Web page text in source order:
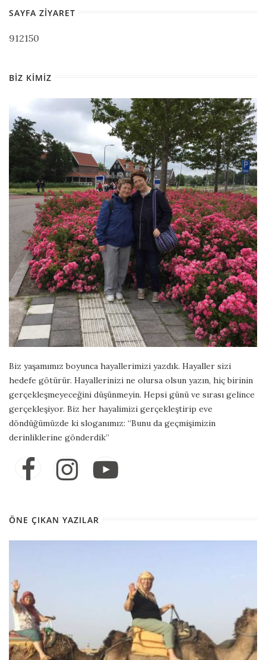
SAYFA ZIYARET
912150
BIZ KIMIZ
Biz yaşamımız boyunca hayallerimizi yazdık. Hayaller sizi
hedefe götürür. Hayallerinizi ne olursa olsun yazın, hiç birinin
gerçekleşmeyeceğini düşünmeyin. Hepsi günü ve sırası gelince
gerçekleşiyor. Biz her hayalimizi gerçekleştirip eve
döndüğümüzde ki sloganımız: “Bunu da geçmişimizin
derinliklerine gönderdik”
ÖNE ÇIKAN YAZILAR